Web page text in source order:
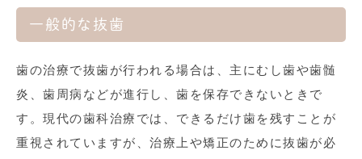
一般的な抜歯
歯の治療で抜歯が行われる場合は、主にむし歯や歯髄
炎、歯周病などが進行し、歯を保存できないときで
す。現代の歯科治療では、できるだけ歯を残すことが
重視されていますが、治療上や矯正のために抜歯が必